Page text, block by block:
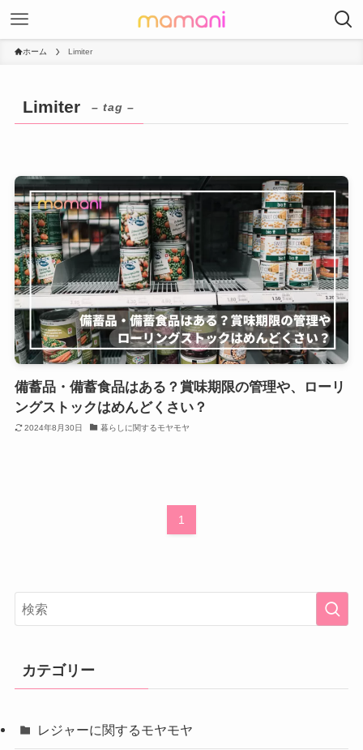
ホーム Limiter
Limiter – tag –
備蓄品・備蓄食品はある？賞味期限の管理や、ローリ
ングストックはめんどくさい？
2024年8月30日 暮らしに関するモヤモヤ
1
カテゴリー
レジャーに関するモヤモヤ